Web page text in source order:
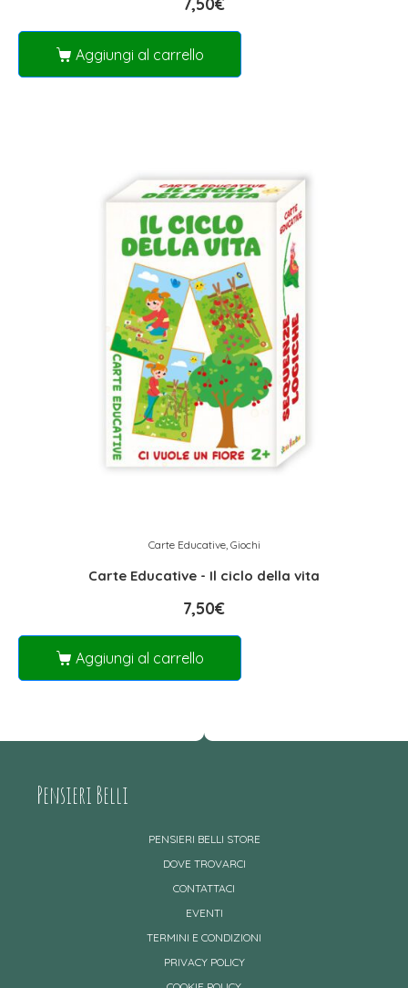
7,50€
Aggiungi al carrello
Carte Educative, Giochi
Carte Educative - Il ciclo della vita
7,50€
Aggiungi al carrello
Pensieri Belli
PENSIERI BELLI STORE
DOVE TROVARCI
CONTATTACI
EVENTI
TERMINI E CONDIZIONI
PRIVACY POLICY